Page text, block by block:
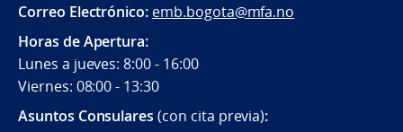
Correo Electrónico: emb.bogota@mfa.no
Horas de Apertura:
Lunes a jueves: 8:00 - 16:00
Viernes: 08:00 - 13:30
Asuntos Consulares(con cita previa):